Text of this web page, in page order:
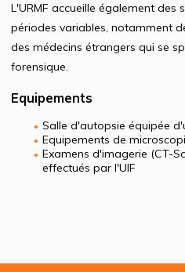
L'URMF accueille également des
périodes variables, notamment
des médecins étrangers qui se
forensique.
Equipements
Salle d'autopsie équipée
Equipements de
Examens d'imagerie (CT-
effectués par l'UIF